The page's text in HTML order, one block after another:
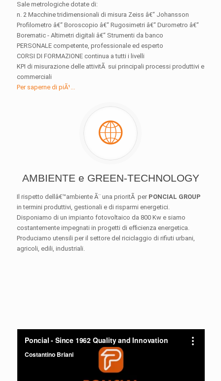
Sale metrologiche dotate di:
n. 2 Macchine tridimensionali di misura Zeiss â€“ Johansson
Profilometro â€“ Boroscopio â€“ Rugosimetri â€“ Durometro â€“
Borematic - Altimetri digitali â€“ Strumenti da banco
PERSONALE competente, professionale ed esperto
CORSI DI FORMAZIONE continua a tutti i livelli
KPI di misurazione delle attivitÃ sui principali processi produttivi e
commerciali
Per saperne di piÃ¹...
AMBIENTE e GREEN-TECHNOLOGY
Il rispetto dellâ€™ambiente Ã¨ una prioritÃ per PONCIAL GROUP
in termini produttivi, gestionali e di risparmi energetici.
Disponiamo di un impianto fotovoltaico da 800 Kw e siamo
costantemente impegnati in progetti di efficienza energetica.
Produciamo utensili per il settore del riciclaggio di rifiuti urbani,
agricoli, edili, industriali.